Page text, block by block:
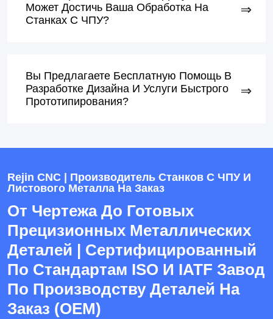
Может Достичь Ваша Обработка На
Станках С ЧПУ?
Вы Предлагаете Бесплатную Помощь В
Разработке Дизайна И Услуги Быстрого
Прототипирования?
Rejin CNC | Производитель Станков С ЧПУ И
Листового Металла На Заказ
От Чертежа До Готовых
Прецизионных Металлических
Деталей | Сертифицированный
По Стандартам ISO И IATF Завод
По Производству Деталей На
Заказ (OEM)